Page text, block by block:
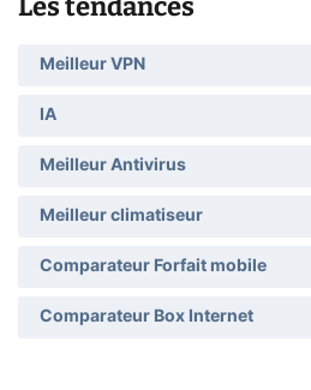
Meilleur VPN
IA
Meilleur Antivirus
Meilleur climatiseur
Comparateur Forfait mobile
Comparateur Box Internet